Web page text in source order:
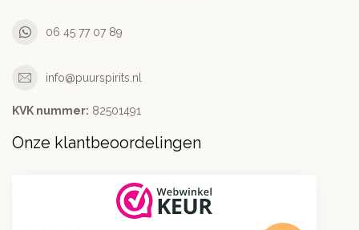
06 45 77 07 89
info@puurspirits.nl
KVK nummer: 82501491
Onze klantbeoordelingen